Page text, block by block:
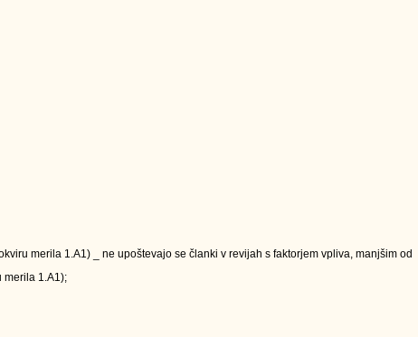
merila 1.A1) _ ne upoštevajo se članki v revijah s faktorjem vpliva, manjšim od
merila 1.A1);